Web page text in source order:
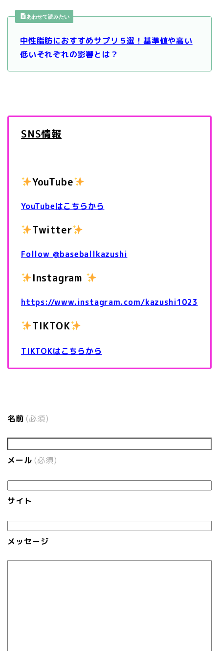
あわせて読みたい
中性脂肪におすすめサプリ５選！基準値や高い
低いそれぞれの影響とは？
SNS情報
YouTube
YouTubeはこちらから
Twitter
Follow @baseballkazushi
Instagram
https://www.instagram.com/kazushi1023
TIKTOK
TIKTOKはこちらから
名前 (必須)
メール (必須)
サイト
メッセージ